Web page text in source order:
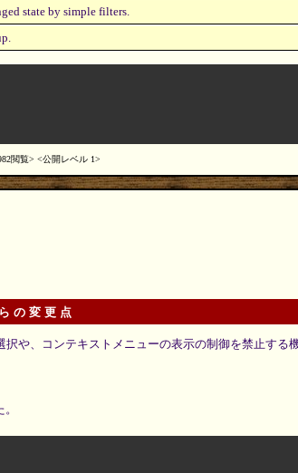
state by simple filters.
閲覧 公開レベル 1
の変更点
や、コンテキストメニューの表示の制御を禁止する